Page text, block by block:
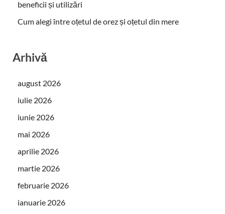
beneficii și utilizări
Cum alegi între oțetul de orez și oțetul din mere
Arhivă
august 2026
iulie 2026
iunie 2026
mai 2026
aprilie 2026
martie 2026
februarie 2026
ianuarie 2026